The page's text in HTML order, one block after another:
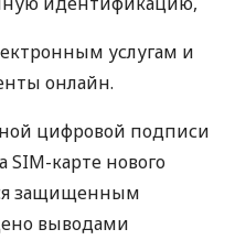
услугам и
онлайн.
цифровой подписи
SIM-карте нового
защищенным
выводами